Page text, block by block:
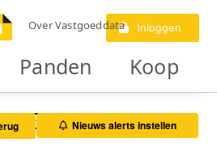
Over Vastgoeddata Inloggen
Panden Koop
Kantoorruimte Logies
Woonruimte
Nieuws alerts instellen